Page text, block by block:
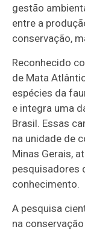
gestão
entre a
conservação,
Reconhecido
de Mata
espécies da
e integra uma
Brasil. Essas
na unidade de
Minas Gerais,
pesquisadores
conhecimento.
A pesquisa
na